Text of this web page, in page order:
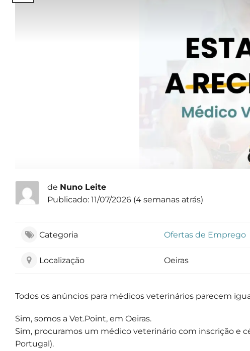
de Nuno Leite
Publicado: 11/07/2026 (4 semanas atrás)
Categoria Ofertas de Emprego
Localização Oeiras
Todos os anúncios para médicos veterinários parecem
Sim, somos a Vet.Point, em Oeiras.
Sim, procuramos um médico veterinário com inscrição e
Portugal).